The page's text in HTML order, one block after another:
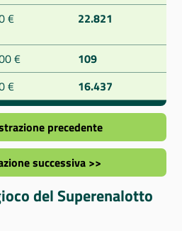
€ 22.821
€
109
€ 16.437
precedente
successiva >>
del Superenalotto